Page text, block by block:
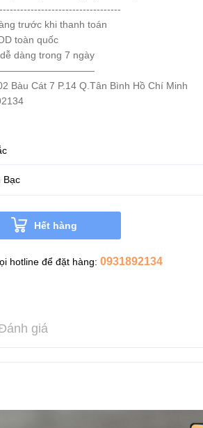
trước khi thanh toán
toàn quốc
dàng trong 7 ngày
Bàu Cát 7 P.14 Q.Tân Bình Hồ Chí Minh
Hết hàng
hotline để đặt hàng: 0931892134
giá